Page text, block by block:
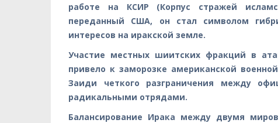
работе на КСИР (Корпус стражей
переданный США, он стал символом
интересов на иракской земле.
Участие местных шиитских фракций в
привело к заморозке американской
Заиди четкого разграничения между
радикальными отрядами.
Балансирование Ирака между двумя